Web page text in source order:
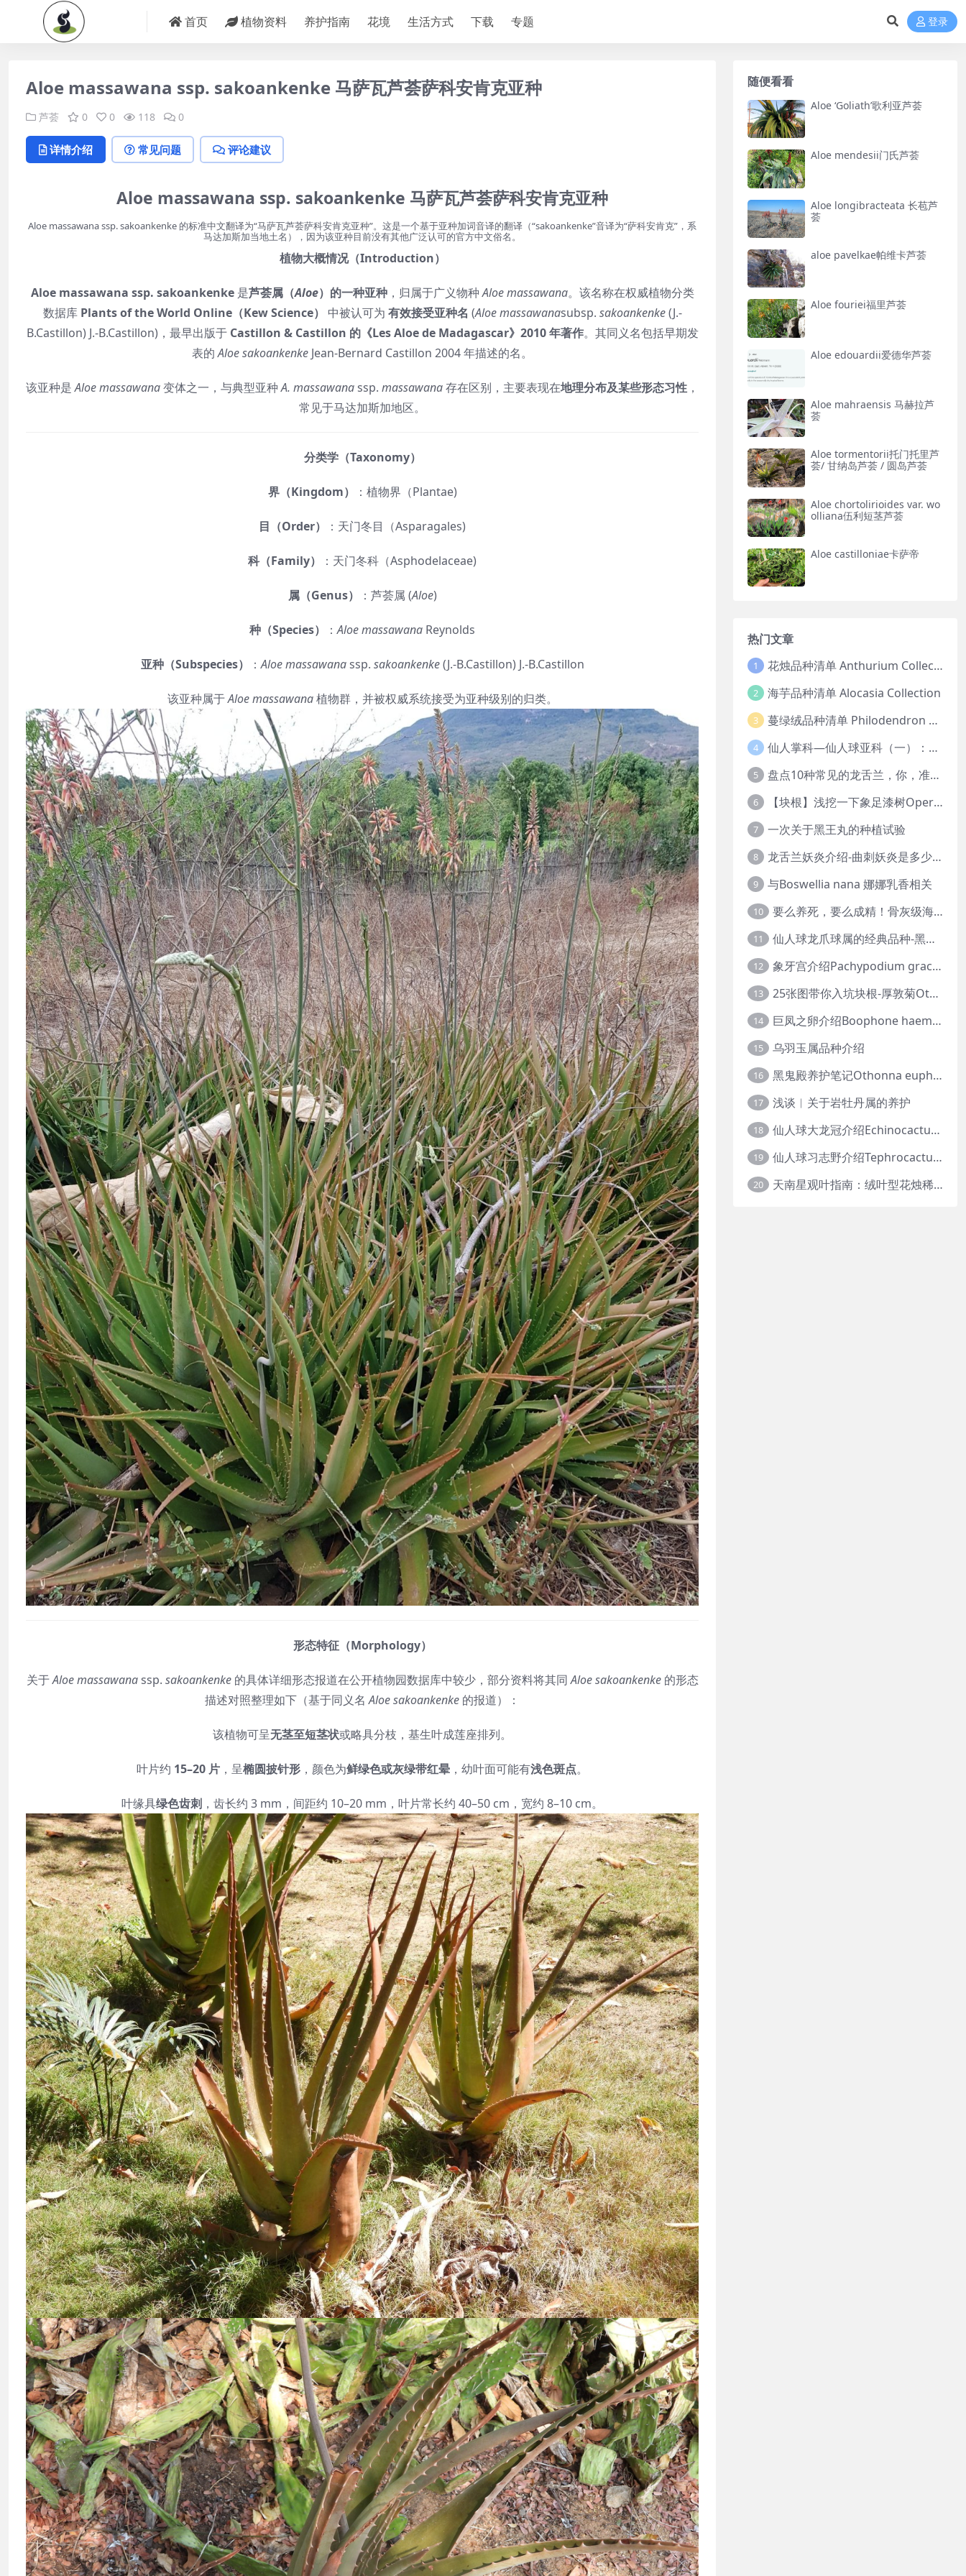
首页 植物资料 养护指南 花境 生活方式 下载 专题 登录
Aloe massawana ssp. sakoankenke 马萨瓦芦荟萨科安肯克亚种
芦荟 0 0 118 0
详情介绍 常见问题 评论建议
Aloe massawana ssp. sakoankenke 马萨瓦芦荟萨科安肯克亚种
Aloe massawana ssp. sakoankenke 的标准中文翻译为“马萨瓦芦荟萨科安肯克亚种”。这是一个基于亚种加词音译的翻译（“sakoankenke”音译为“萨科安肯克”，系
马达加斯加当地土名），因为该亚种目前没有其他广泛认可的官方中文俗名。
植物大概情况（Introduction）
Aloe massawana ssp. sakoankenke是芦荟属（Aloe）的一种亚种，归属于广义物种Aloe massawana。该名称在权威植物分类
数据库 Plants of the World Online（Kew Science） 中被认可为 有效接受亚种名 (Aloe massawanasubsp. sakoankenke(J.-
B.Castillon) J.-B.Castillon)，最早出版于 Castillon & Castillon 的《Les Aloe de Madagascar》2010 年著作。其同义名包括早期发
表的Aloe sakoankenke Jean-Bernard Castillon 2004 年描述的名。
该亚种是Aloe massawana变体之一，与典型亚种A. massawanassp. massawana存在区别，主要表现在地理分布及某些形态习性 ，
常见于马达加斯加地区。
分类学（Taxonomy）
界（Kingdom） ：植物界（Plantae)
目（Order） ：天门冬目（Asparagales)
科（Family） ：天门冬科（Asphodelaceae)
属（Genus） ：芦荟属 (Aloe)
种（Species） ：Aloe massawana Reynolds
亚种（Subspecies） ：Aloe massawanassp. sakoankenke(J.-B.Castillon) J.-B.Castillon
该亚种属于Aloe massawana植物群，并被权威系统接受为亚种级别的归类。
形态特征（Morphology）
关于Aloe massawanassp. sakoankenke的具体详细形态报道在公开植物园数据库中较少，部分资料将其同Aloe sakoankenke的形态
描述对照整理如下（基于同义名Aloe sakoankenke 的报道）：
该植物可呈无茎至短茎状或略具分枝，基生叶成莲座排列。
叶片约 15–20 片 ，呈椭圆披针形 ，颜色为鲜绿色或灰绿带红晕 ，幼叶面可能有浅色斑点。
叶缘具绿色齿刺 ，齿长约 3 mm，间距约 10–20 mm，叶片常长约 40–50 cm，宽约 8–10 cm。
随便看看
Aloe ‘Goliath’歌利亚芦荟
Aloe mendesii门氏芦荟
Aloe longibracteata 长苞芦
荟
aloe pavelkae帕维卡芦荟
Aloe fouriei福里芦荟
Aloe edouardii爱德华芦荟
Aloe mahraensis 马赫拉芦
荟
Aloe tormentorii托门托里芦
荟/ 甘纳岛芦荟 / 圆岛芦荟
Aloe chortolirioides var. wo
olliana伍利短茎芦荟
Aloe castilloniae卡萨帝
热门文章
1 花烛品种清单 Anthurium Collection
2 海芋品种清单 Alocasia Collection
3 蔓绿绒品种清单 Philodendron Collection
4 仙人掌科—仙人球亚科（一）：岩牡丹
5 盘点10种常见的龙舌兰，你，准备好入坑了吗？
6 【块根】浅挖一下象足漆树Operculicarya pachypus
7 一次关于黑王丸的种植试验
8 龙舌兰妖炎介绍-曲刺妖炎是多少人的梦中情人？
9 与Boswellia nana 娜娜乳香相关
10 要么养死，要么成精！骨灰级海芋养护攻略
11 仙人球龙爪球属的经典品种-黑王丸系列的产地介绍
12 象牙宫介绍Pachypodium gracilius
13 25张图带你入坑块根-厚敦菊Othonna
14 巨凤之卵介绍Boophone haemanthoides
15 乌羽玉属品种介绍
16 黑鬼殿养护笔记Othonna euphorbioides
17 浅谈︱关于岩牡丹属的养护
18 仙人球大龙冠介绍Echinocactus polycephalus
19 仙人球习志野介绍Tephrocactus geometricus
20 天南星观叶指南：绒叶型花烛稀有种质 · 帝王花烛等